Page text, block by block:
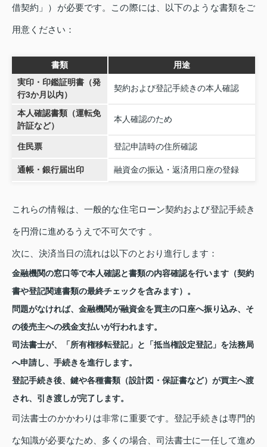
借契約」）が必要です。この際には、以下のような書類をご
用意ください：
書類
用途
実印・印鑑証明書（発
行3か月以内）
契約および登記手続きの本人確認
本人確認書類（運転免
許証など）
本人確認のため
住民票 登記申請時の住所確認
通帳・銀行届出印 融資金の振込・返済用口座の登録
これらの情報は、一般的な住宅ローン契約および登記手続き
を円滑に進めるうえで不可欠です 。
次に、決済当日の流れは以下のとおり進行します：
金融機関の窓口等で本人確認と書類の内容確認を行います（契約
書や登記関連書類の最終チェックを含みます）。
問題がなければ、金融機関が融資金を買主の口座へ振り込み、そ
の後売主への残金支払いが行われます。
司法書士が、「所有権移転登記」と「抵当権設定登記」を法務局
へ申請し、手続きを進行します。
登記手続き後、鍵や各種書類（設計図・保証書など）が買主へ渡
され、引き渡しが完了します。
司法書士のかかわりは非常に重要です。登記手続きは専門的
な知識が必要なため、多くの場合、司法書士に一任して進め